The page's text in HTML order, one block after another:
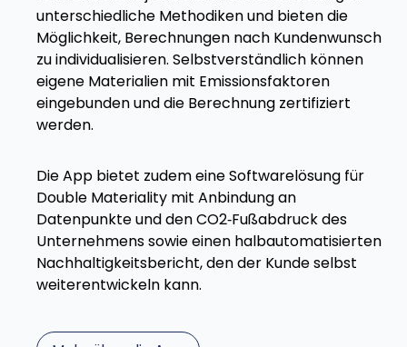
unterschiedliche Methodiken und bieten die
Möglichkeit, Berechnungen nach Kundenwunsch
zu individualisieren. Selbstverständlich können
eigene Materialien mit Emissionsfaktoren
eingebunden und die Berechnung zertifiziert
werden.
Die App bietet zudem eine Softwarelösung für
Double Materiality mit Anbindung an
Datenpunkte und den CO2‑Fußabdruck des
Unternehmens sowie einen halbautomatisierten
Nachhaltigkeitsbericht, den der Kunde selbst
weiterentwickeln kann.